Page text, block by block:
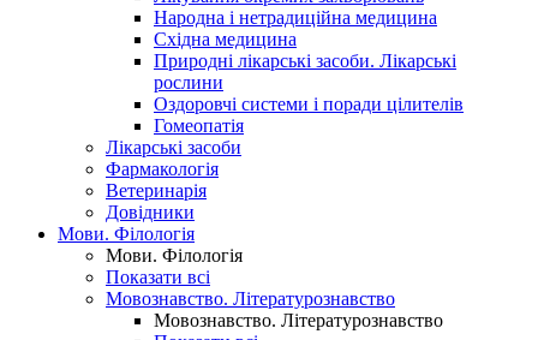
Народна і нетрадиційна медицина
Східна медицина
Природні лікарські засоби. Лікарські
рослини
Оздоровчі системи і поради цілителів
Гомеопатія
Лікарські засоби
Фармакологія
Ветеринарія
Довідники
Мови. Філологія
Мови. Філологія
Показати всі
Мовознавство. Літературознавство
Мовознавство. Літературознавство